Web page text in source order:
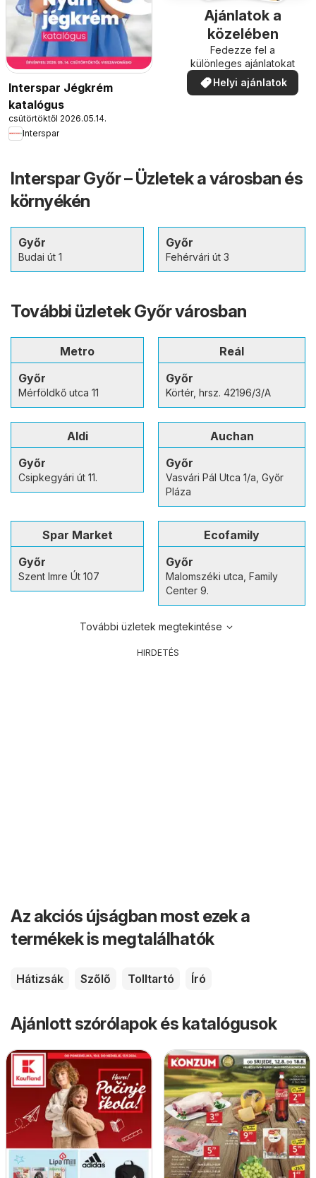
Interspar Jégkrém
katalógus
csütörtöktől 2026.05.14.
Interspar
Ajánlatok a
közelében
Fedezze fel a
különleges ajánlatokat
Helyi ajánlatok
Interspar Győr – Üzletek a városban és
környékén
Győr
Budai út 1
Győr
Fehérvári út 3
További üzletek Győr városban
Metro
Győr
Mérföldkő utca 11
Reál
Győr
Körtér, hrsz. 42196/3/A
Aldi
Győr
Csipkegyári út 11.
Auchan
Győr
Vasvári Pál Utca 1/a, Győr
Pláza
Spar Market
Győr
Szent Imre Út 107
Ecofamily
Győr
Malomszéki utca, Family
Center 9.
További üzletek megtekintése
HIRDETÉS
Az akciós újságban most ezek a
termékek is megtalálhatók
Hátizsák Szőlő Tolltartó Író
Ajánlott szórólapok és katalógusok